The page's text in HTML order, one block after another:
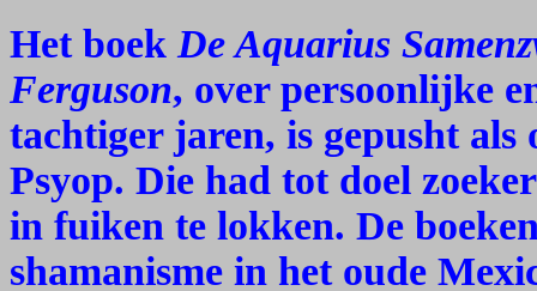
Het boek De Aquarius
Ferguson, over persoonlijke
tachtiger jaren, is gepusht als
Psyop. Die had tot doel
in fuiken te lokken. De
shamanisme in het oude